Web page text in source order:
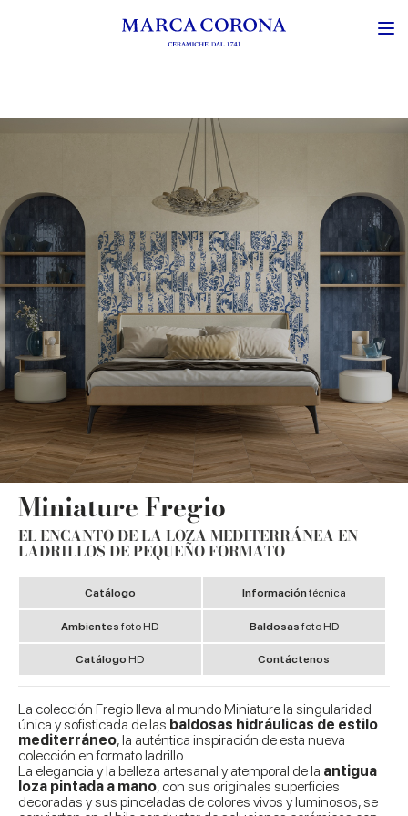
Miniature Fregio
EL ENCANTO DE LA LOZA MEDITERRÁNEA EN
LADRILLOS DE PEQUEÑO FORMATO
Catálogo Informacióntécnica
Ambientesfoto HD Baldosas foto HD
Catálogo HD Contáctenos
La colección Fregio lleva al mundo Miniature la singularidad
única y sofisticada de las baldosas hidráulicas de estilo
mediterráneo, la auténtica inspiración de esta nueva
colección en formato ladrillo.
La elegancia y la belleza artesanal y atemporal de la antigua
loza pintada a mano, con sus originales superficies
decoradas y sus pinceladas de colores vivos y luminosos, se